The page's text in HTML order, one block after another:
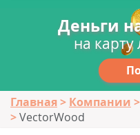
Деньги
на
Главная Компании
VectorWood